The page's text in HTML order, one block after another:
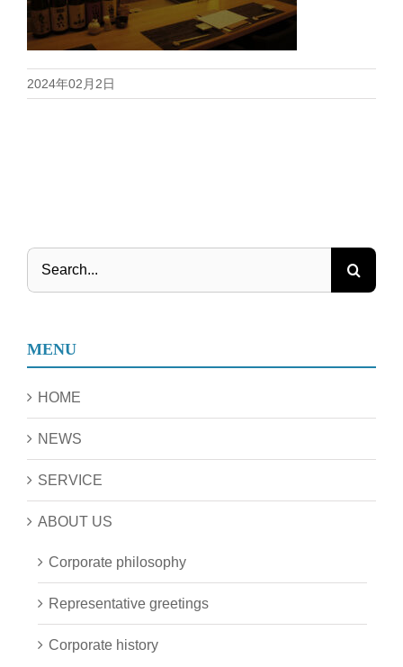
2024年02月2日
Search
MENU
HOME
NEWS
SERVICE
ABOUT US
Corporate philosophy
Representative greetings
Corporate history